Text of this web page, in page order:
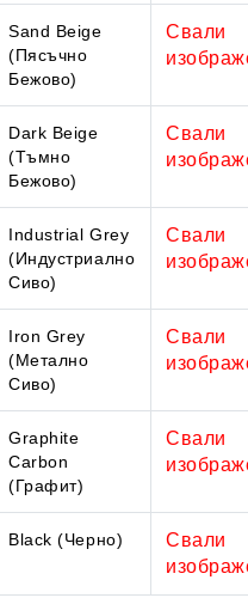
Sand Beige
(Пясъчно
Бежово)
Свали
Dark Beige
(Тъмно
Бежово)
Свали
Industrial Grey
(Индустриално
Сиво)
Свали
Iron Grey
(Метално
Сиво)
Свали
Graphite
Carbon
(Графит)
Свали
Black (Черно)
Свали